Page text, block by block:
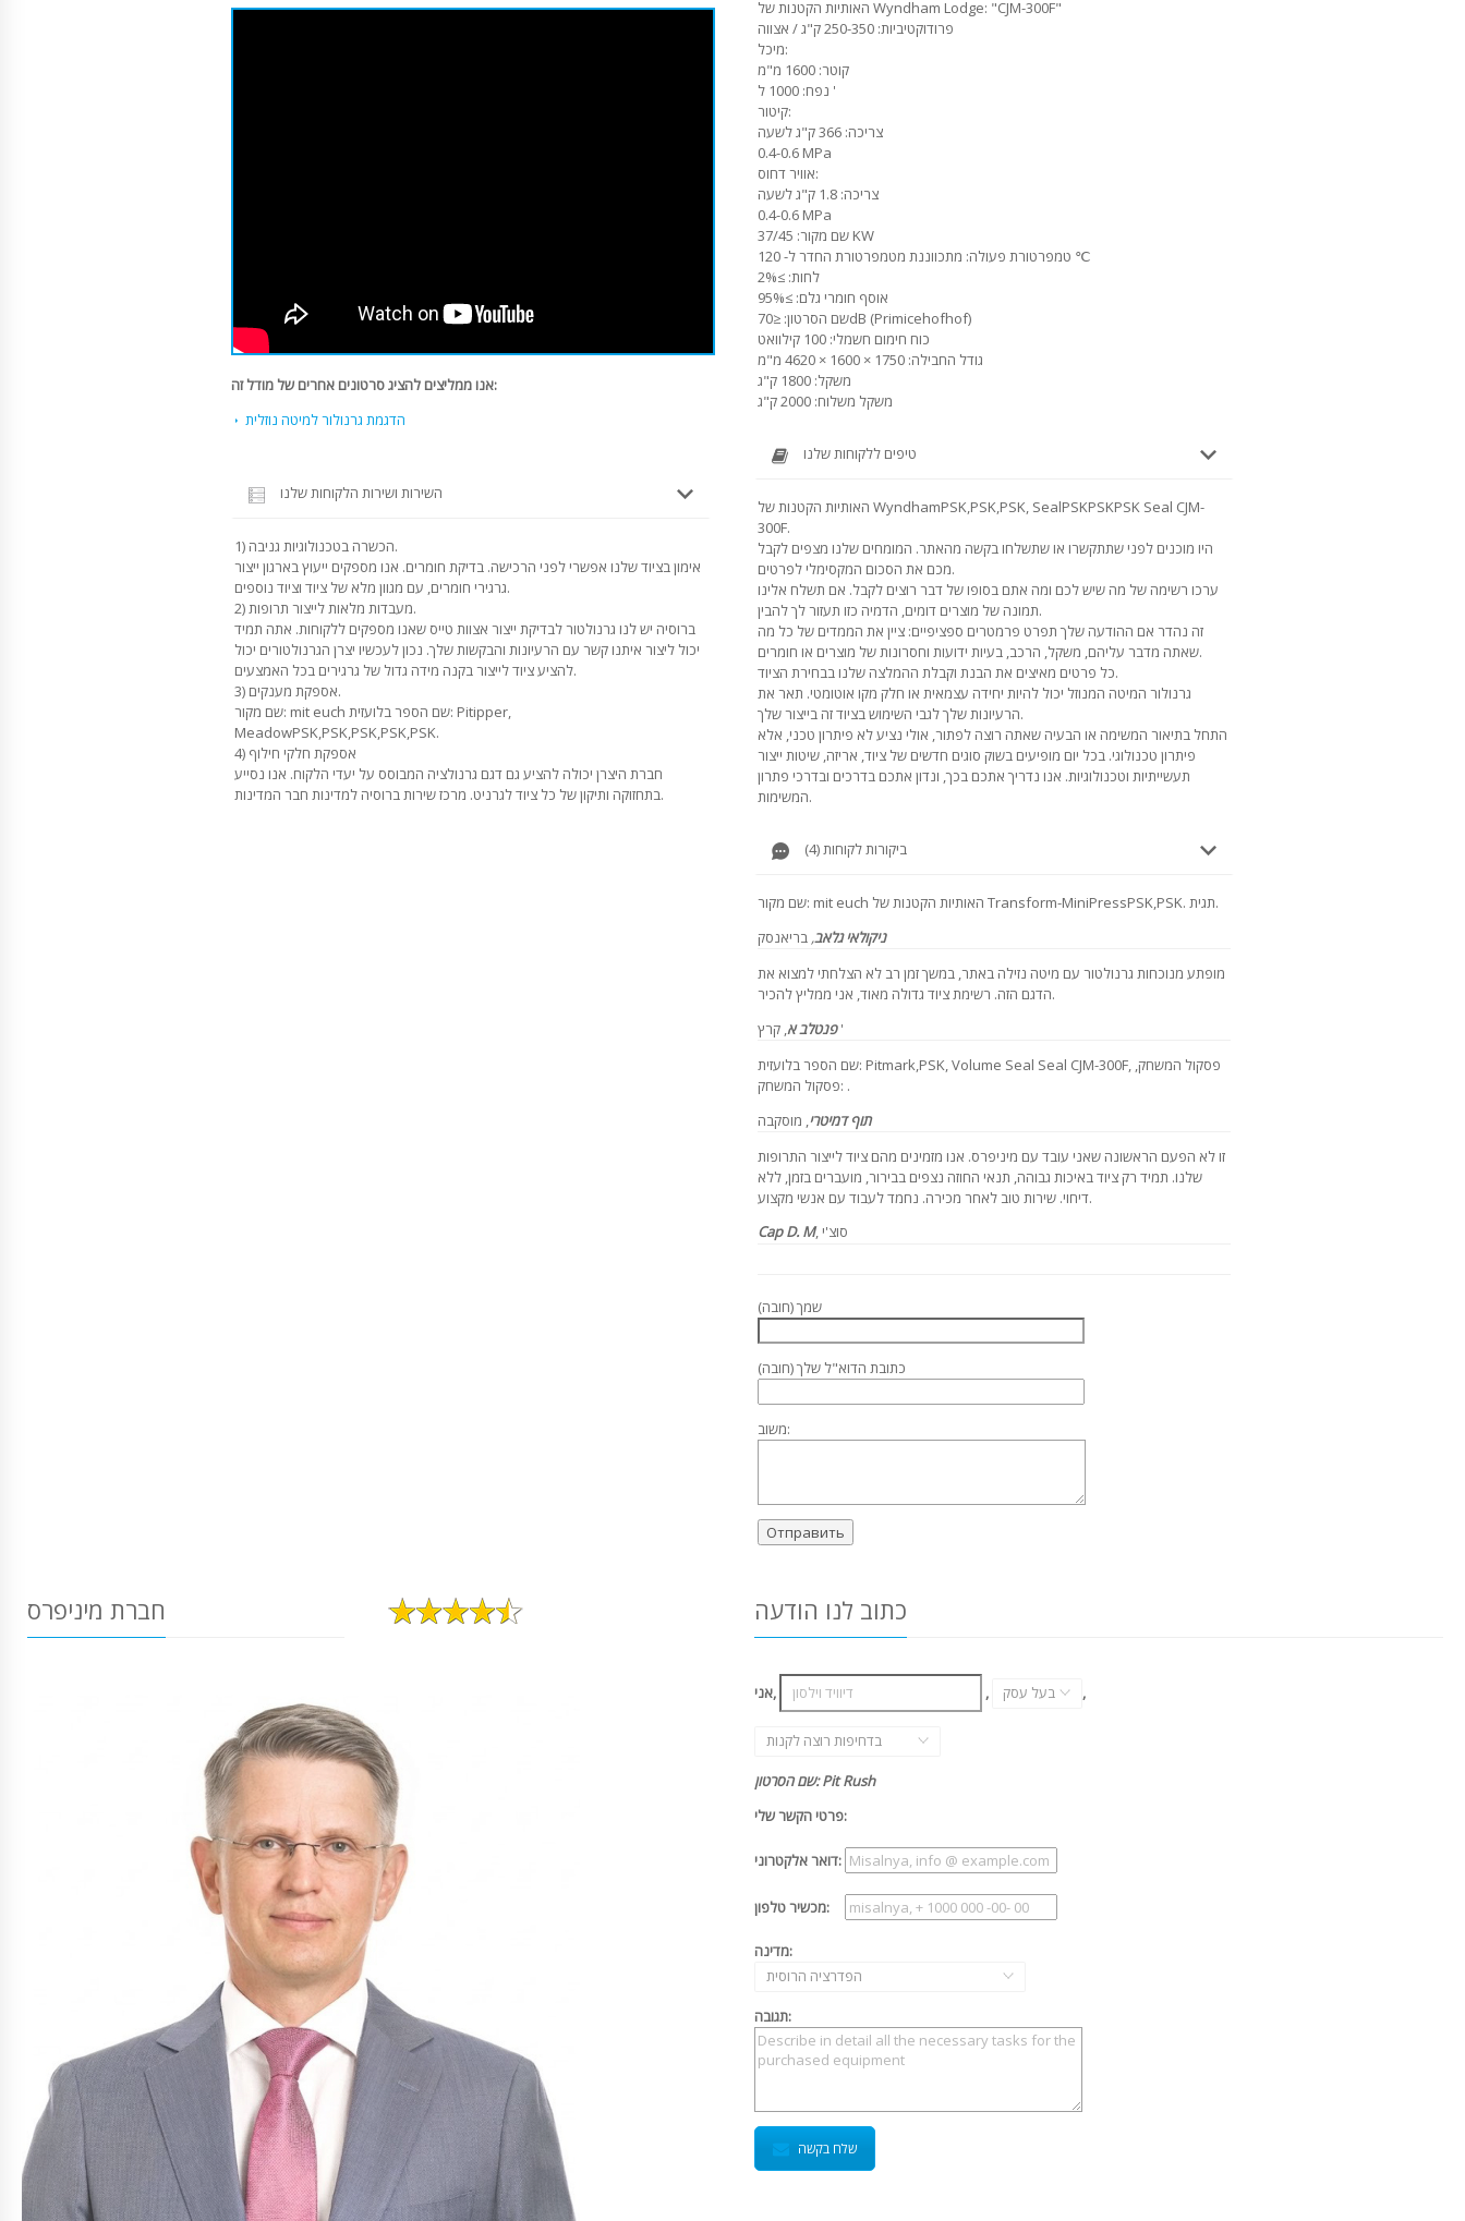
אנו ממליצים להציג סרטונים אחרים של מודל זה:
הדגמת גרנולור למיטה נוזלית
השירות ושירות הלקוחות שלנו
1) הכשרה בטכנולוגיות גניבה.
אימון בציוד שלנו אפשרי לפני הרכישה. בדיקת חומרים. אנו מספקים ייעוץ בארגון ייצור
גרגירי חומרים, עם מגוון מלא של ציוד וציוד נוספים.
2) מעבדות מלאות לייצור תרופות.
ברוסיה יש לנו גרנולטור לבדיקת ייצור אצוות טייס שאנו מספקים ללקוחות. אתה תמיד
יכול ליצור איתנו קשר עם הרעיונות והבקשות שלך. נכון לעכשיו יצרן הגרנולטורים יכול
להציע ציוד לייצור בקנה מידה גדול של גרגירים בכל האמצעים.
3) אספקת מענקים.
שם מקור: mit euch שם הספר בלועזית: Pitipper,
MeadowPSK,PSK,PSK,PSK,PSK.
4) אספקת חלקי חילוף
חברת היצרן יכולה להציע גם דגם גרנולציה המבוסס על יעדי הלקוח. אנו נסייע
בתחזוקה ותיקון של כל ציוד לגרניט. מרכז שירות ברוסיה למדינות חבר המדינות.
האותיות הקטנות של Wyndham Lodge: "CJM-300F"
פרודוקטיביות: 250-350 ק"ג / אצווה
מיכל:
קוטר: 1600 מ"מ
נפח: 1000 ל '
קיטור:
צריכה: 366 ק"ג לשעה
0.4-0.6 MPa
אוויר דחוס:
צריכה: 1.8 ק"ג לשעה
0.4-0.6 MPa
שם מקור: 37/45 KW
טמפרטורת פעולה: מתכווננת מטמפרטורת החדר ל- 120 ℃
לחות: ≥2%
אוסף חומרי גלם: ≥95%
שם הסרטון: ≤70dB (Primicehofhof)
כוח חימום חשמלי: 100 קילוואט
גודל החבילה: 1750 × 1600 × 4620 מ"מ
משקל: 1800 ק"ג
משקל משלוח: 2000 ק"ג
טיפים ללקוחות שלנו
האותיות הקטנות של WyndhamPSK,PSK,PSK, SealPSKPSKPSK Seal CJM-
300F.
היו מוכנים לפני שתתקשרו או שתשלחו בקשה מהאתר. המומחים שלנו מצפים לקבל
מכם את הסכום המקסימלי לפרטים.
ערכו רשימה של מה שיש לכם ומה אתם בסופו של דבר רוצים לקבל. אם תשלח אלינו
תמונה של מוצרים דומים, הדמיה כזו תעזור לך להבין.
זה נהדר אם ההודעה שלך תפרט פרמטרים ספציפיים: ציין את הממדים של כל מה
שאתה מדבר עליהם, משקל, הרכב, בעיות ידועות וחסרונות של מוצרים או חומרים.
כל פרטים מאיצים את הבנת וקבלת ההמלצה שלנו בבחירת הציוד.
גרנולור המיטה המנוזל יכול להיות יחידה עצמאית או חלק מקו אוטומטי. תאר את
הרעיונות שלך לגבי השימוש בציוד זה בייצור שלך.
התחל בתיאור המשימה או הבעיה שאתה רוצה לפתור, אולי נציע לא פיתרון טכני, אלא
פיתרון טכנולוגי. בכל יום מופיעים בשוק סוגים חדשים של ציוד, אריזה, שיטות ייצור
תעשייתיות וטכנולוגיות. אנו נדריך אתכם בכך, ונדון אתכם בדרכים ובדרכי פתרון
המשימות.
ביקורות לקוחות (4)
שם מקור: mit euch האותיות הקטנות של Transform-MiniPressPSK,PSK. תגית.
ניקולאי גלאב, בריאנסק
מופתע מנוכחות גרנולטור עם מיטה נזילה באתר, במשך זמן רב לא הצלחתי למצוא את
הדגם הזה. רשימת ציוד גדולה מאוד, אני ממליץ להכיר.
פנטלב אקרץ '
שם הספר בלועזית: Pitmark,PSK, Volume Seal Seal CJM-300F, פסקול המשחק,
פסקול המשחק: .
תוף דמיטרי מוסקבה
זו לא הפעם הראשונה שאני עובד עם מיניפרס. אנו מזמינים מהם ציוד לייצור התרופות
שלנו. תמיד רק ציוד באיכות גבוהה, תנאי החוזה נצפים בבירור, מועברים בזמן, ללא
דיחוי. שירות טוב לאחר מכירה. נחמד לעבוד עם אנשי מקצוע.
Cap D. M , סוצ'י
שמך (חובה)
כתובת הדוא"ל שלך (חובה)
משוב:
חברת מיניפרס כתוב לנו הודעה
אני, , בעל עסק ,
בדחיפות רוצה לקנות
שם הסרטון: Pit Rush
פרטי הקשר שלי:
דואר אלקטרוני:
מכשיר טלפון:
מדינה:
הפדרציה הרוסית
תגובה:
שלח בקשה